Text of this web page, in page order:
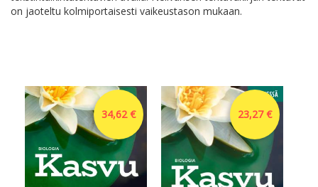
on jaoteltu kolmiportaisesti vaikeustason mukaan.
34,62 € 23,27 €